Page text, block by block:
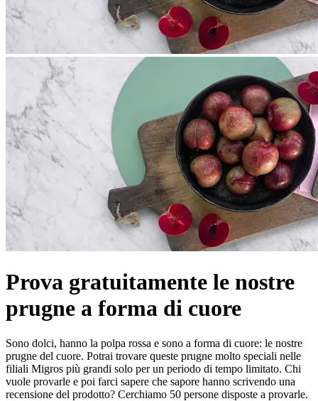
Prova gratuitamente le nostre
prugne a forma di cuore
Sono dolci, hanno la polpa rossa e sono a forma di cuore: le nostre
prugne del cuore. Potrai trovare queste prugne molto speciali nelle
filiali Migros più grandi solo per un periodo di tempo limitato. Chi
vuole provarle e poi farci sapere che sapore hanno scrivendo una
recensione del prodotto? Cerchiamo 50 persone disposte a provarle.